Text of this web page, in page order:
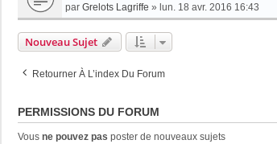
par Grelots Lagriffe » lun. 18 avr. 2016 16:43
Nouveau Sujet
Retourner À L’index Du Forum
PERMISSIONS DU FORUM
Vous ne pouvez pas poster de nouveaux sujets